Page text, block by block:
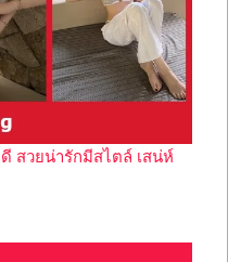
สวยน่ารักมีสไตล์ เสน่ห์